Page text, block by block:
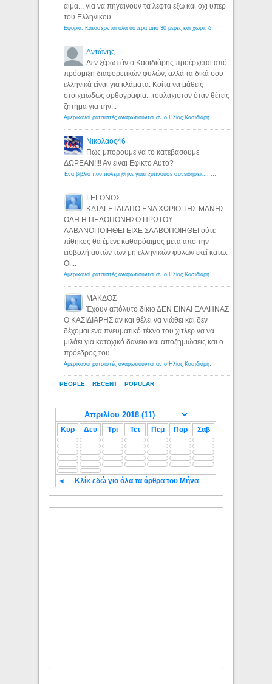
PEOPLE RECENT POPULAR
αιμα... για να πηγαινουν τα λεφτα εξω και οχι υπερ
του Ελληνικου...
Εφορία: Κατάσχονται όλα ύστερα από 30 μέρες και χωρίς δικαστικές αποφάσεις - Λόγιος Ερμής
Αντώνης
Δεν ξέρω εάν ο Κασιδιάρης προέρχεται από
πρόσμιξη διαφορετικών φυλών, αλλά τα δικά σου
ελληνικά είναι για κλάματα. Κοίτα να μάθεις
στοιχειωδώς ορθογραφία...τουλάχιστον όταν θέτεις
ζήτημα για την...
Αμερικανοί ρατσιστές αναρωτιούνται αν ο Ηλίας Κασιδιάρης ανήκει στη λευκή φυλή... - Λόγιος Ερμής
Νικολαος46
Πως μπορουμε να το κατεβασουμε
ΔΩΡΕΑΝ!!!! Αν ειναι Εφικτο Αυτο?
Ένα βιβλίο που πολεμήθηκε γιατί ξυπνούσε συνειδήσεις... - Λόγιος Ερμής | Η γνώση ξεκινάει με την αναζήτηση...
ΓΕΓΟΝΟΣ
ΚΑΤΑΓΕΤΑΙ ΑΠΟ ΕΝΑ ΧΩΡΙΟ ΤΗΣ ΜΑΝΗΣ.
ΟΛΗ Η ΠΕΛΟΠΟΝΗΣΟ ΠΡΩΤΟΥ
ΑΛΒΑΝΟΠΟΙΗΘΕΙ ΕΙΧΕ ΣΛΑΒΟΠΟΙΗΘΕΙ ούτε
πίθηκος θα έμενε καθαρόαιμος μετα απο την
εισβολή αυτών των μη ελληνικών φυλων εκεί κατω.
Οι...
Αμερικανοί ρατσιστές αναρωτιούνται αν ο Ηλίας Κασιδιάρης ανήκει στη λευκή φυλή... - Λόγιος Ερμής
ΜΑΚΔΟΣ
Έχουν απόλυτο δίκιο ΔΕΝ ΕΙΝΑΙ ΕΛΛΗΝΑΣ
Ο ΚΑΣΙΔΙΑΡΗΣ αν και θέλει να νιώθει και δεν
δέχομαι ενα πνευματικό τέκνο του χιτλερ να να
μιλάει για κατοχικό δανειο και αποζημιώσεις και ο
πρόεδρος του...
Αμερικανοί ρατσιστές αναρωτιούνται αν ο Ηλίας Κασιδιάρης ανήκει στη λευκή φυλή... - Λόγιος Ερμής
Κυρ Δευ Τρι Τετ Πεμ Παρ Σαβ
◄ Κλίκ εδώ για όλα τα άρθρα του Μήνα